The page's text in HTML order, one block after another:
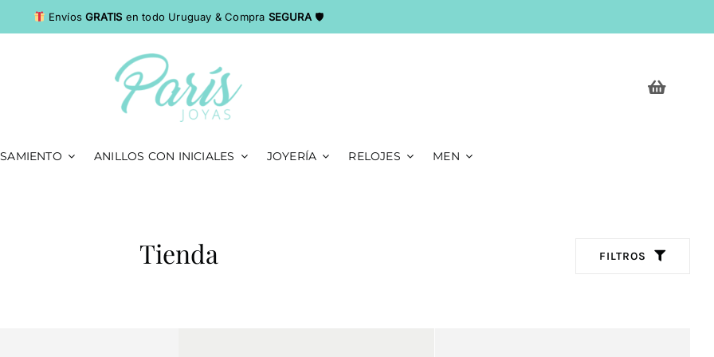
EnvíosGRATIS en todo Uruguay & Compra SEGURA🛡
ANILLOS CON INICIALES JOYERÍA RELOJES MEN
Tienda FILTROS